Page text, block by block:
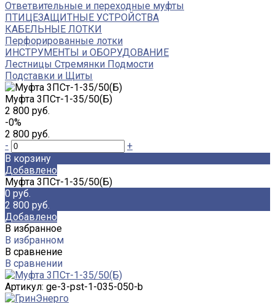
Ответвительные и переходные муфты
ПТИЦЕЗАЩИТНЫЕ УСТРОЙСТВА
КАБЕЛЬНЫЕ ЛОТКИ
Перфорированные лотки
ИНСТРУМЕНТЫ и ОБОРУДОВАНИЕ
Лестницы Стремянки Подмости
Подставки и Щиты
Муфта 3ПСт-1-35/50(Б)
2 800 руб.
-0%
2 800 руб.
-
+
В корзину
Добавлено
Муфта 3ПСт-1-35/50(Б)
0 руб.
2 800 руб.
Добавлено
В избранное
В избранном
В сравнение
В сравнении
Артикул: ge-3-pst-1-035-050-b